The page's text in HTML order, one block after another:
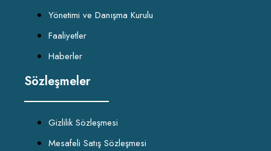
Yönetimi ve Danışma Kurulu
Faaliyetler
Haberler
Sözleşmeler
Gizlilik Sözleşmesi
Mesafeli Satış Sözleşmesi